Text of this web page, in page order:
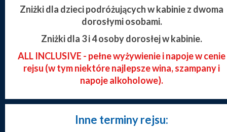
Zniżki dla dzieci podróżujących w kabinie z dwoma
dorosłymi osobami.
Zniżki dla 3 i 4 osoby dorosłej w kabinie.
ALL INCLUSIVE - pełne wyżywienie i napoje w cenie
rejsu (w tym niektóre najlepsze wina, szampany i
napoje alkoholowe).
Inne terminy rejsu: